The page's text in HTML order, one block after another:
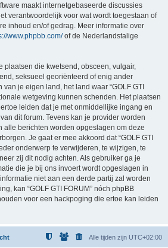
maakt internetgebaseerde discussies
verantwoordelijk voor wat wordt toegestaan of
inhoud en/of gedrag. Meer informatie over
www.phpbb.com/of de Nederlandstalige
plaatsen die kwetsend, obsceen, vulgair,
seksueel georiënteerd of enig ander
je eigen land, het land waar “GOLF GTI
wetgeving kunnen schenden. Het plaatsen
leiden dat je met onmiddellijke ingang en
dit forum. Tevens kan je provider worden
alle berichten worden opgeslagen om deze
Je gaat er mee akkoord dat “GOLF GTI
onderwerp te verwijderen, te wijzigen, te
zij dit nodig achten. Als gebruiker ga je
die je bij ons invoert wordt opgeslagen in
niet aan een derde partij zal worden
kan “GOLF GTI FORUM” nóch phpBB
voor een hackpoging die ertoe kan leiden
Alle tijden zijn UTC+02:00